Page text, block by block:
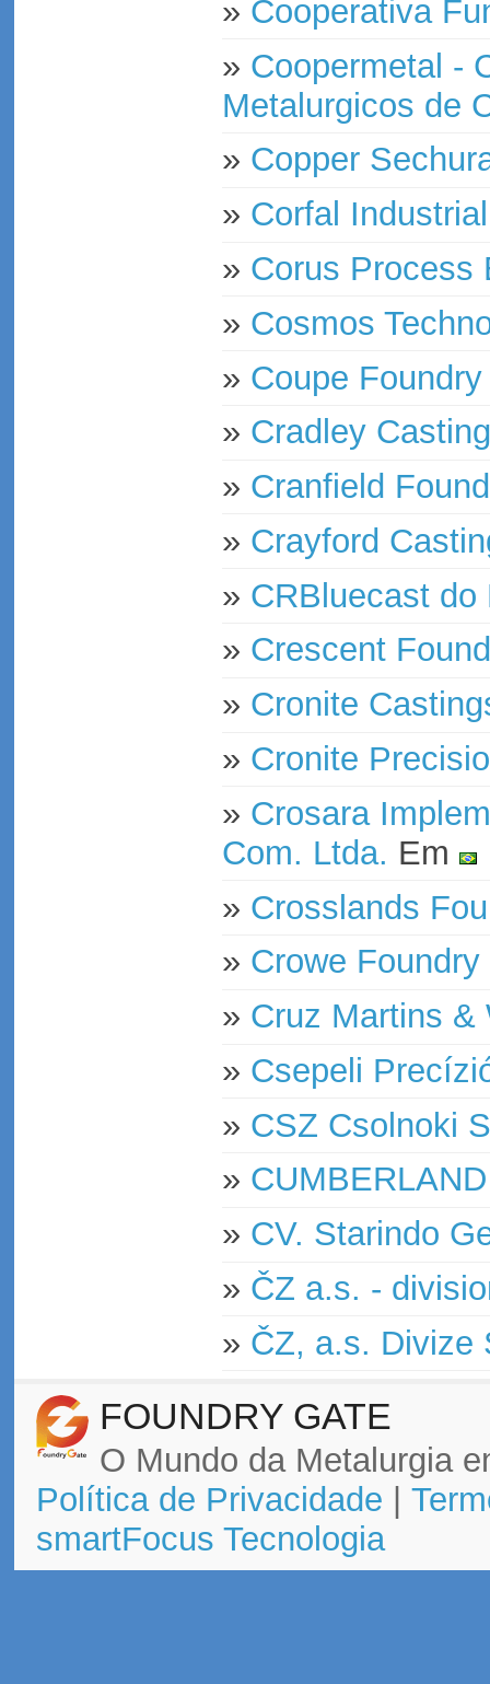
» Cooperativa
» Coopermetal -
Metalurgicos de
» Copper
» Corfal
» Corus Process
» Cosmos
» Coupe
» Cradley
» Cranfield
» Crayford
» CRBluecast do
» Crescent
» Cronite
» Cronite
» Crosara
Com. Ltda. Em
» Crosslands
» Crowe
» Cruz Martins &
» Csepeli
» CSZ Csolnoki
»
» CV. Starindo
» ČZ a.s. -
» ČZ, a.s. Divize
FOUNDRY GATE
O Mundo da Metalurgia
Política de Privacidade
smartFocus Tecnologia